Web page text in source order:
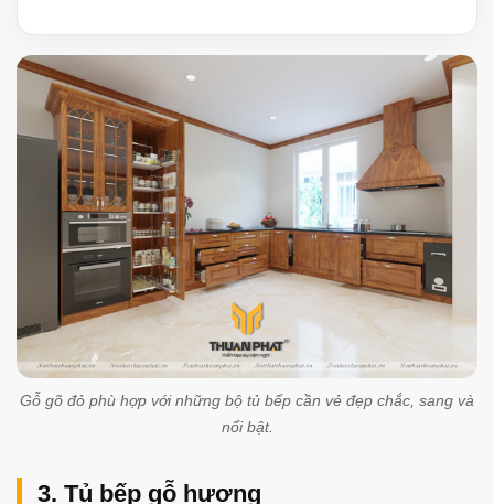
Gỗ gõ đỏ phù hợp với những bộ tủ bếp cần vẻ đẹp chắc, sang và
nổi bật.
3. Tủ bếp gỗ hương